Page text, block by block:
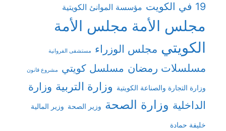
19 في الكويت
مؤسسة الموانئ الكويتية
مجلس الأمة مجلس الأمة
الكويتي مجلس الوزراء مستشفى الفروانية
مسلسلات رمضان مسلسل كويتي مشروع قانون
وزارة التجارة والصناعة الكويتية وزارة التربية وزارة
الداخلية وزارة الصحة وزير الصحة وزير المالية
خليفة حمادة